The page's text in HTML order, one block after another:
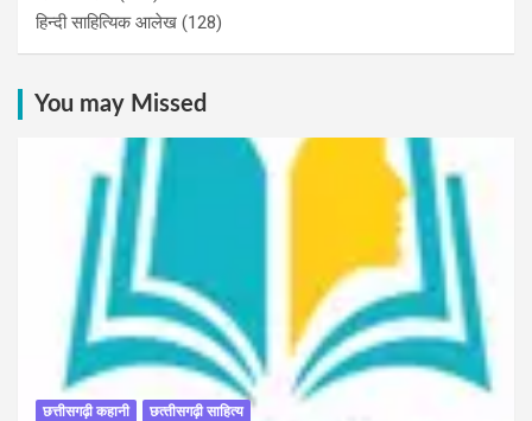
हिन्दी साहित्यिक आलेख (128)
You may Missed
छत्तीसगढ़ी कहानी छत्‍तीसगढ़ी साहित्‍य